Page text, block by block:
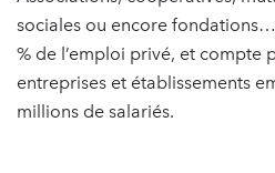
sociales ou encore fondations…
% de l’emploi privé, et compte
entreprises et établissements
millions de salariés.